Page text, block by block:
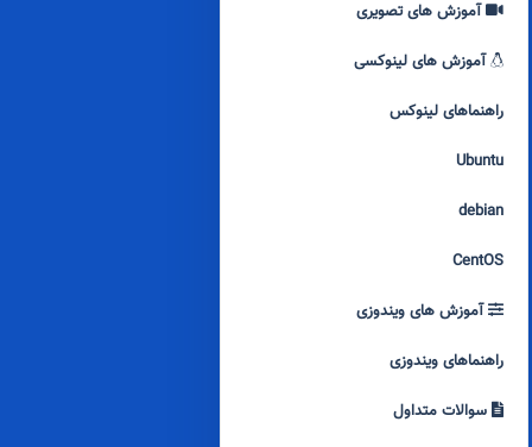
آموزش های تصویری
آموزش های لینوکسی
راهنماهای لینوکس
Ubuntu
debian
CentOS
آموزش های ویندوزی
راهنماهای ویندوزی
سوالات متداول